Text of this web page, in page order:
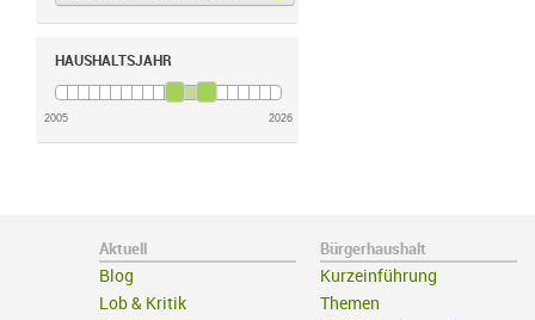
HAUSHALTSJAHR
2005 2026
Aktuell
Blog
Lob & Kritik
Bürgerhaushalt
Kurzeinführung
Themen